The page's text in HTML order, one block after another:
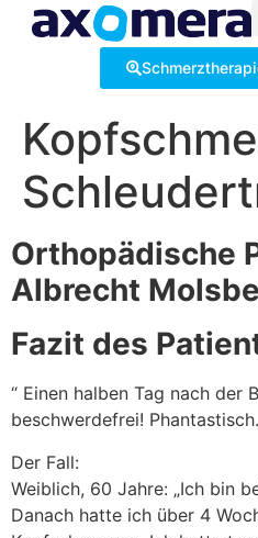
springen
Orthopädische
Albrecht
Fazit des
“ Einen halben Tag nach der
beschwerdefrei!
Der Fall:
Weiblich, 60 Jahre: „Ich bin
Danach hatte ich über 4